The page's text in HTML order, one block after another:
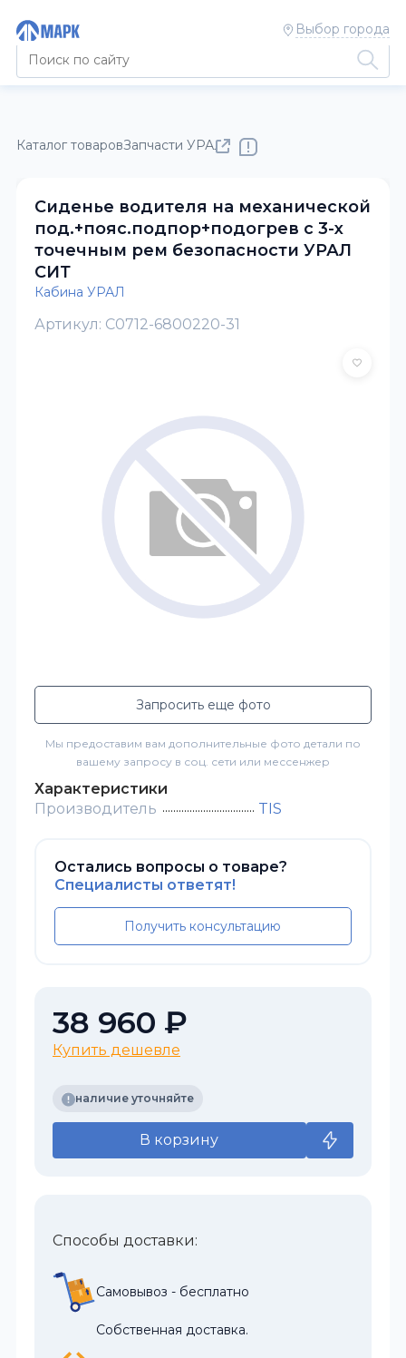
Выбор города
Каталог товаровЗапчасти УРАЛКабина УРАЛ
Сиденье водителя на механической
под.+пояс.подпор+подогрев с 3-х
точечным рем безопасности УРАЛ
СИТ
Кабина УРАЛ
Артикул: С0712-6800220-31
Запросить еще фото
Мы предоставим вам дополнительные фото детали по
вашему запросу в соц. сети или мессенжер
Характеристики
Производитель
TIS
Остались вопросы о товаре?
Специалисты ответят!
Получить консультацию
38 960 ₽
Купить дешевле
наличие уточняйте
В корзину
Способы доставки:
Самовывоз - бесплатно
Собственная доставка.